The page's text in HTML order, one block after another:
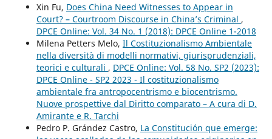
Xin Fu, Does China Need Witnesses to Appear in
Court? – Courtroom Discourse in China’s Criminal ,
DPCE Online: Vol. 34 No. 1 (2018): DPCE Online 1-2018
Milena Petters Melo, Il Costituzionalismo Ambientale
nella diversità di modelli normativi, giurisprudenziali,
teorici e culturali , DPCE Online: Vol. 58 No. SP2 (2023):
DPCE Online - SP2 2023 - Il costituzionalismo
ambientale fra antropocentrismo e biocentrismo.
Nuove prospettive dal Diritto comparato – A cura di D.
Amirante e R. Tarchi
Pedro P. Grández Castro, La Constitución que emerge: